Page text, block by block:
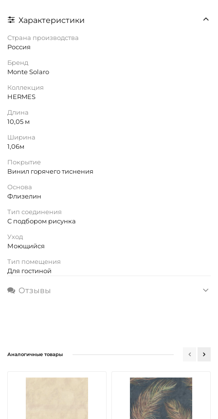
Характеристики
Страна производства
Россия
Бренд
Monte Solaro
Коллекция
HERMES
Длина
10,05 м
Ширина
1,06м
Покрытие
Винил горячего тиснения
Основа
Флизелин
Тип соединения
С подбором рисунка
Уход
Моющийся
Тип помещения
Для гостиной
Отзывы
Аналогичные товары